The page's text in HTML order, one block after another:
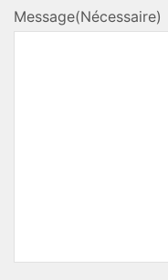
Message(Nécessaire)